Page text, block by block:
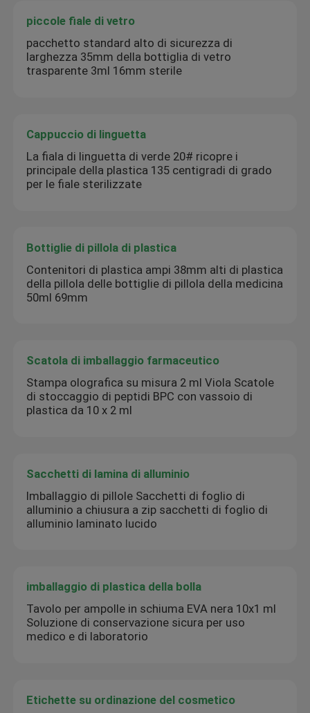
piccole fiale di vetro
pacchetto standard alto di sicurezza di
larghezza 35mm della bottiglia di vetro
trasparente 3ml 16mm sterile
Cappuccio di linguetta
La fiala di linguetta di verde 20# ricopre i
principale della plastica 135 centigradi di grado
per le fiale sterilizzate
Bottiglie di pillola di plastica
Contenitori di plastica ampi 38mm alti di plastica
della pillola delle bottiglie di pillola della medicina
50ml 69mm
Scatola di imballaggio farmaceutico
Stampa olografica su misura 2 ml Viola Scatole
di stoccaggio di peptidi BPC con vassoio di
plastica da 10 x 2 ml
Sacchetti di lamina di alluminio
Imballaggio di pillole Sacchetti di foglio di
alluminio a chiusura a zip sacchetti di foglio di
alluminio laminato lucido
imballaggio di plastica della bolla
Tavolo per ampolle in schiuma EVA nera 10x1 ml
Soluzione di conservazione sicura per uso
medico e di laboratorio
Etichette su ordinazione del cosmetico